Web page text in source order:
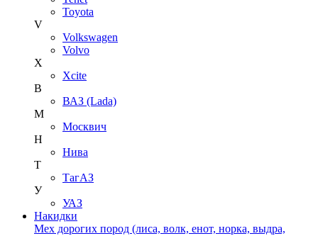
Toyota
V
Volkswagen
Volvo
X
Xcite
В
ВАЗ (Lada)
М
Москвич
Н
Нива
Т
ТагАЗ
У
УАЗ
Накидки
Мех дорогих пород (лиса, волк, енот, норка, выдра,